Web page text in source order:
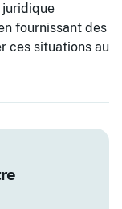
fournissant des
ces situations au